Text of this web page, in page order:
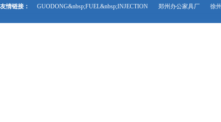
友情链接： GUODONG&nbsp;FUEL&nbsp;INJECTION 郑州办公家具厂 徐